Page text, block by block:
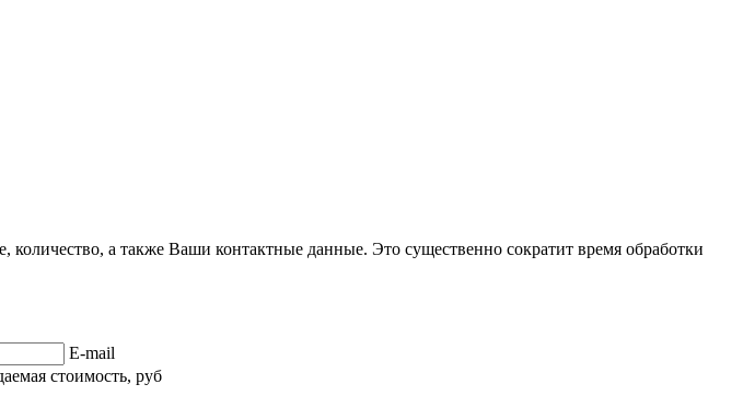
а также Ваши контактные данные. Это существенно сократит время обработки
E-mail
стоимость, руб